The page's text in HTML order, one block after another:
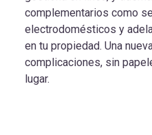
complementarios como
electrodomésticos y
en tu propiedad. Una
complicaciones, sin
lugar.